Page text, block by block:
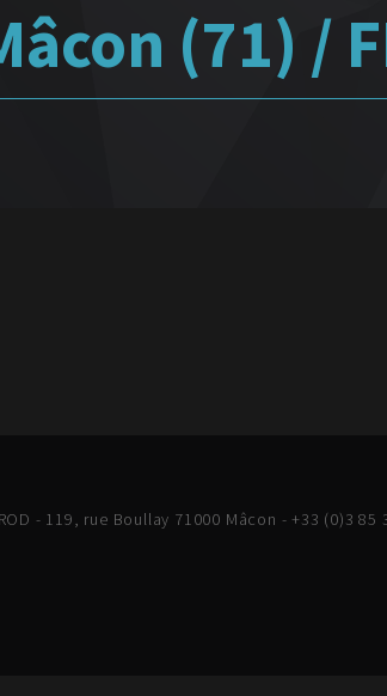
(71) /
- 119, rue Boullay 71000 Mâcon - +33 (0)3 85